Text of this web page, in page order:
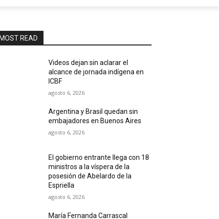
READ
Videos dejan sin aclarar el
alcance de jornada indígena en
ICBF
agosto 6, 2026
Argentina y Brasil quedan sin
embajadores en Buenos Aires
agosto 6, 2026
El gobierno entrante llega con 18
ministros a la víspera de la
posesión de Abelardo de la
Espriella
agosto 6, 2026
María Fernanda Carrascal